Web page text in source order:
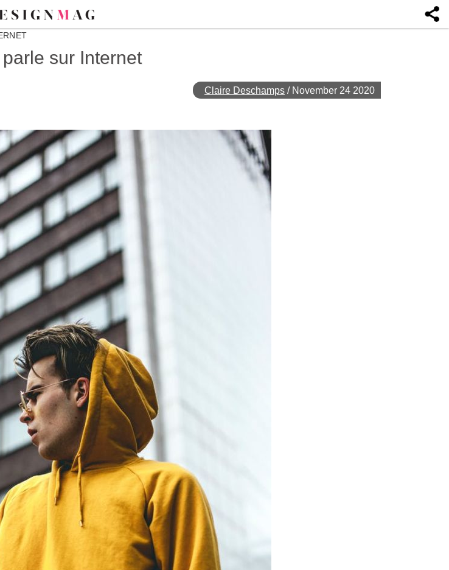
sur Internet
Claire Deschamps / November 24 2020